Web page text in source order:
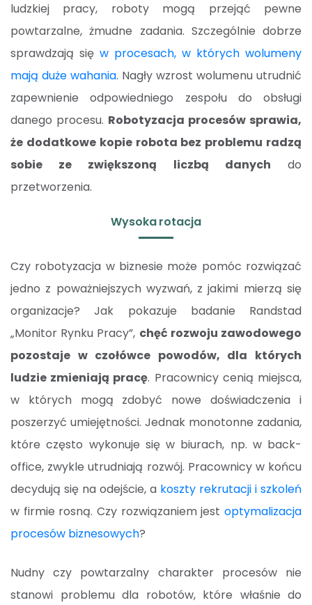
ludzkiej pracy, roboty mogą przejąć pewne
powtarzalne, żmudne zadania. Szczególnie dobrze
sprawdzają się w procesach, w których wolumeny
mają duże wahania. Nagły wzrost wolumenu utrudnić
zapewnienie odpowiedniego zespołu do obsługi
danego procesu. Robotyzacja procesów sprawia,
że dodatkowe kopie robota bez problemu radzą
sobie ze zwiększoną liczbą danych do
przetworzenia.
Wysoka rotacja
Czy robotyzacja w biznesie może pomóc rozwiązać
jedno z poważniejszych wyzwań, z jakimi mierzą się
organizacje? Jak pokazuje badanie Randstad
„Monitor Rynku Pracy”, chęć rozwoju zawodowego
pozostaje w czołówce powodów, dla których
ludzie zmieniają pracę. Pracownicy cenią miejsca,
w których mogą zdobyć nowe doświadczenia i
poszerzyć umiejętności. Jednak monotonne zadania,
które często wykonuje się w biurach, np. w back-
office, zwykle utrudniają rozwój. Pracownicy w końcu
decydują się na odejście, a koszty rekrutacji i szkoleń
w firmie rosną. Czy rozwiązaniem jest optymalizacja
procesów biznesowych?
Nudny czy powtarzalny charakter procesów nie
stanowi problemu dla robotów, które właśnie do